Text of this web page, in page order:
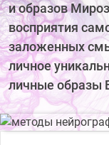
и образов
восприятия
заложенных
личное
личные образы